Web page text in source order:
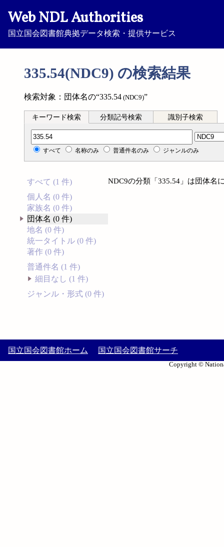
Web NDL Authorities
国立国会図書館典拠データ検索・提供サービス
335.54(NDC9) の検索結果
検索対象：団体名の“335.54 (NDC9)”
キーワード検索 分類記号検索 識別子検索
分類記号検索
すべて 名称のみ 普通件名のみ ジャンルのみ
すべて (1 件)
個人名 (0 件)
家族名 (0 件)
団体名 (0 件)
地名 (0 件)
統一タイトル (0 件)
著作 (0 件)
普通件名 (1 件)
細目なし (1 件)
ジャンル・形式 (0 件)
NDC9の分類「335.54」は団体名
国立国会図書館ホーム 国立国会図書館サーチ
Copyright ©